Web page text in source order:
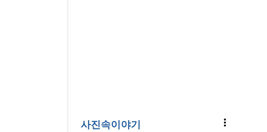
사진속이야기 more_vert